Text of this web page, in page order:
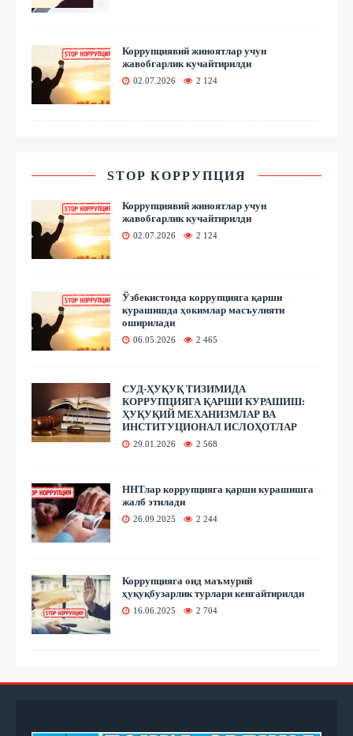
Коррупциявий жиноятлар учун
жавобгарлик кучайтирилди
02.07.2026 2 124
STOP КОРРУПЦИЯ
Коррупциявий жиноятлар учун
жавобгарлик кучайтирилди
02.07.2026 2 124
Ўзбекистонда коррупцияга қарши
курашишда ҳокимлар масъулияти
оширилади
06.05.2026 2 465
СУД-ҲУҚУҚ ТИЗИМИДА
КОРРУПЦИЯГА ҚАРШИ КУРАШИШ:
ҲУҚУҚИЙ МЕХАНИЗМЛАР ВА
ИНСТИТУЦИОНАЛ ИСЛОҲОТЛАР
29.01.2026 2 568
ННТлар коррупцияга қарши курашишга
жалб этилади
26.09.2025 2 244
Коррупцияга оид маъмурий
ҳуқуқбузарлик турлари кенгайтирилди
16.06.2025 2 704